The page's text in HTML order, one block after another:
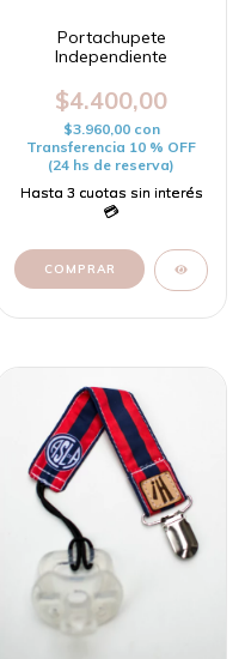
Portachupete
Independiente
$4.400,00
$3.960,00 con
Transferencia 10 % OFF
(24 hs de reserva)